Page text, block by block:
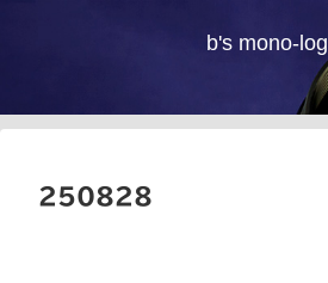
b's mono-log
250828